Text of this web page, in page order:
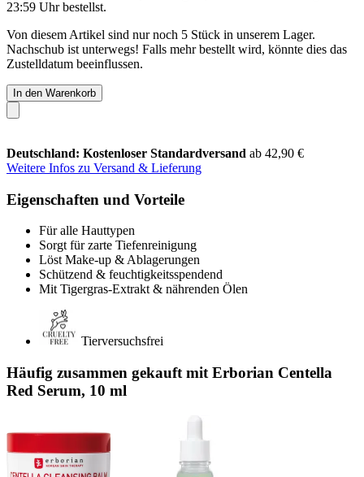
23:59 Uhrbestellst.
Von diesem Artikel sind nur noch 5 Stück in unserem Lager.
Nachschub ist unterwegs! Falls mehr bestellt wird, könnte dies das
Zustelldatum beeinflussen.
In den Warenkorb
Deutschland: Kostenloser Standardversand ab 42,90 €
Weitere Infos zu Versand & Lieferung
Eigenschaften und Vorteile
Für alle Hauttypen
Sorgt für zarte Tiefenreinigung
Löst Make-up & Ablagerungen
Schützend & feuchtigkeitsspendend
Mit Tigergras-Extrakt & nährenden Ölen
Tierversuchsfrei
Häufig zusammen gekauft mit Erborian Centella
Red Serum, 10 ml